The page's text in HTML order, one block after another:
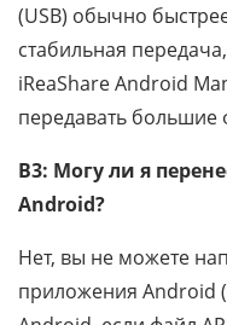
(USB) обычно
стабильная
iReaShare Android
передавать
В3: Могу ли я
Android?
Нет, вы не можете
приложения Android